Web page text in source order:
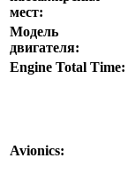
мест:
Модель
двигателя:
Engine Total Time:
Avionics: